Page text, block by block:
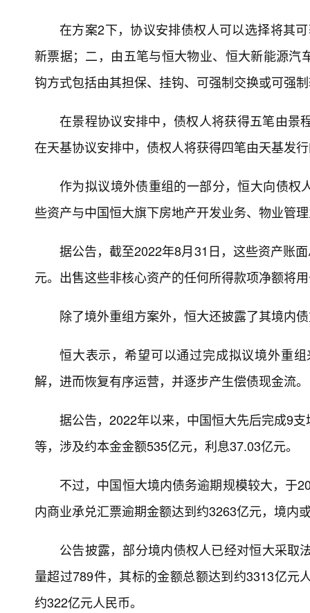
在方案2下，协议安排债权人可以选择将其
新票据；二，由五笔与恒大物业、恒大新能源
钩方式包括由其担保、挂钩、可强制交换或可强
在景程协议安排中，债权人将获得五笔由景
在天基协议安排中，债权人将获得四笔由天基发
作为拟议境外债重组的一部分，恒大向债
些资产与中国恒大旗下房地产开发业务、物业管
据公告，截至2022年8月31日，这些资产账
元。出售这些非核心资产的任何所得款项净额将
除了境外重组方案外，恒大还披露了其境内
恒大表示，希望可以通过完成拟议境外重
解，进而恢复有序运营，并逐步产生偿债现金流。
据公告，2022年以来，中国恒大先后完成9
等，涉及约本金金额535亿元，利息37.03亿元。
不过，中国恒大境内债务逾期规模较大，于
内商业承兑汇票逾期金额达到约3263亿元，境内
公告披露，部分境内债权人已经对恒大采取
量超过789件，其标的金额总额达到约3313亿元
约322亿元人民币。